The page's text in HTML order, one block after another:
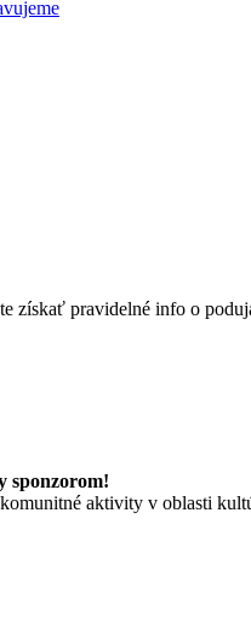
získať pravidelné info o
sponzorom!
aktivity v oblasti